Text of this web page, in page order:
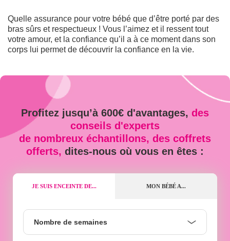
Quelle assurance pour votre bébé que d’être porté par des
bras sûrs et respectueux ! Vous l’aimez et il ressent tout
votre amour, et la confiance qu’il a à ce moment dans son
corps lui permet de découvrir la confiance en la vie.
Profitez jusqu’à 600€ d'avantages, des
conseils d'experts
de nombreux échantillons, des coffrets
offerts, dites-nous où vous en êtes :
JE SUIS ENCEINTE DE... MON BÉBÉ A...
semaines
Nombre de semaines